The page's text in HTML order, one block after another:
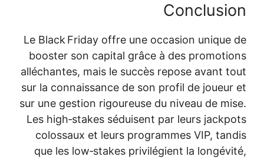
Conclusion
Le Black Friday offre une occasion unique de
booster son capital grâce à des promotions
alléchantes, mais le succès repose avant tout
sur la connaissance de son profil de joueur et
sur une gestion rigoureuse du niveau de mise.
Les high‑stakes séduisent par leurs jackpots
colossaux et leurs programmes VIP, tandis
que les low‑stakes privilégient la longévité,